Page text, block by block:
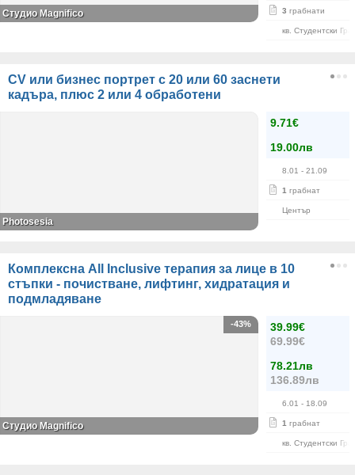
3 грабнати
кв. Студентски
Студио Magnifico
CV или бизнес портрет с 20 или 60 заснети
кадъра, плюс 2 или 4 обработени
9.71€
19.00лв
8.01 - 21.09
1 грабнат
Център
Photosesia
Комплексна All Inclusive терапия за лице в 10
стъпки - почистване, лифтинг, хидратация и
подмладяване
39.99€
69.99€
78.21лв
136.89лв
6.01 - 18.09
1 грабнат
кв. Студентски
-43%
Студио Magnifico